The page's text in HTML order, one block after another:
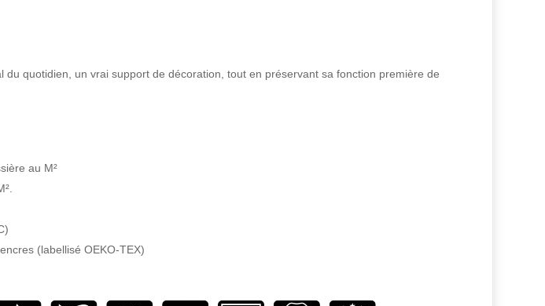
du quotidien, un vrai support de décoration, tout en préservant sa fonction première de
au M²
(labellisé OEKO-TEX)